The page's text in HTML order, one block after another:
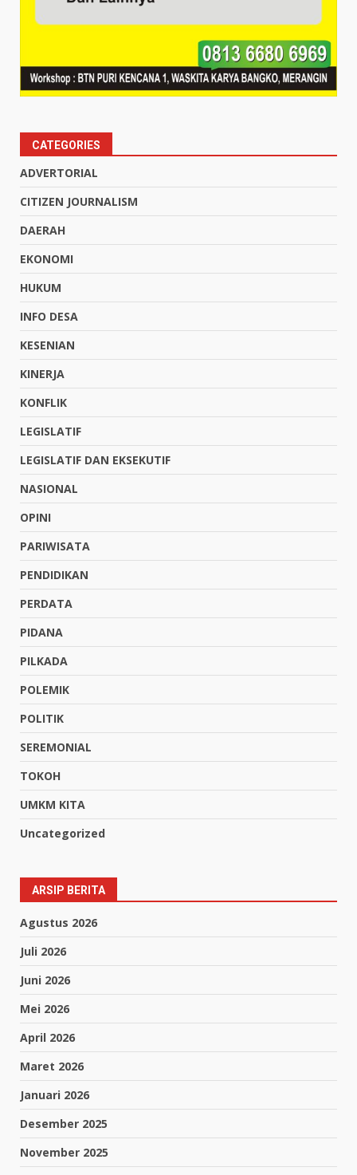
CATEGORIES
ADVERTORIAL
CITIZEN JOURNALISM
DAERAH
EKONOMI
HUKUM
INFO DESA
KESENIAN
KINERJA
KONFLIK
LEGISLATIF
LEGISLATIF DAN EKSEKUTIF
NASIONAL
OPINI
PARIWISATA
PENDIDIKAN
PERDATA
PIDANA
PILKADA
POLEMIK
POLITIK
SEREMONIAL
TOKOH
UMKM KITA
Uncategorized
ARSIP BERITA
Agustus 2026
Juli 2026
Juni 2026
Mei 2026
April 2026
Maret 2026
Januari 2026
Desember 2025
November 2025